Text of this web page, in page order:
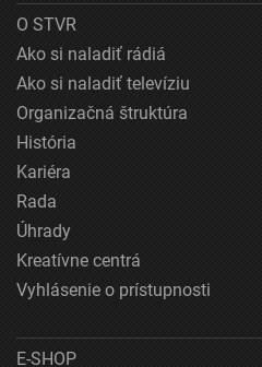
O STVR
Ako si naladiť rádiá
Ako si naladiť televíziu
Organizačná štruktúra
História
Kariéra
Rada
Úhrady
Kreatívne centrá
Vyhlásenie o prístupnosti
E-SHOP